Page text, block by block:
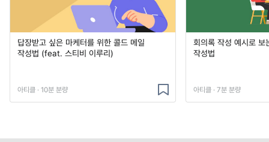
답장받고 싶은 마케터를 위한 콜드 메일
작성법 (feat. 스티비 이루리)
아티클 · 10분 분량
회의록 작성 예시로 보
작성법
아티클 · 7분 분량